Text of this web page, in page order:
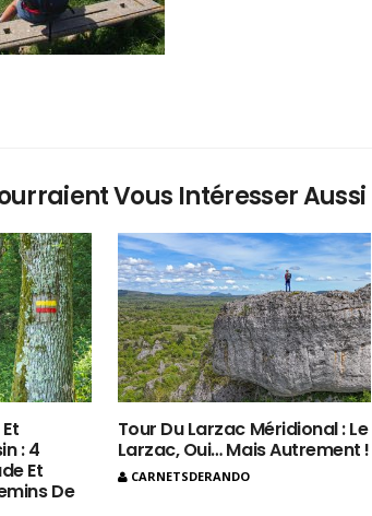
Vous Intéresser Aussi
: 4
Et
De
Tour Du Larzac Méridional : Le
Larzac, Oui… Mais Autrement !
CARNETSDERANDO